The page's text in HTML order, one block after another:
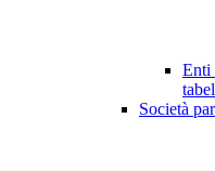
Enti
Società